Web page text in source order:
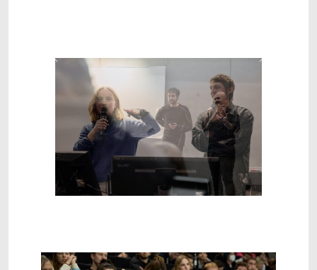
Zurück Weiter
Show larger version